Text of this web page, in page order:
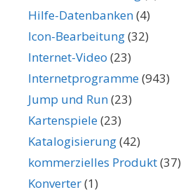
Hilfe-Datenbanken(4)
Icon-Bearbeitung(32)
Internet-Video (23)
Internetprogramme(943)
Jump und Run(23)
Kartenspiele(23)
Katalogisierung(42)
kommerzielles Produkt(37)
Konverter(1)